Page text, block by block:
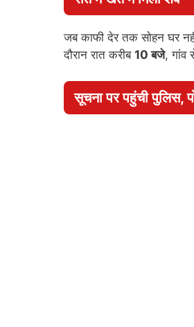
जब काफी देर तक सोहन घर
दौरान रात करीब 10 बजे,
सूचना पर पहुंची पुलिस,